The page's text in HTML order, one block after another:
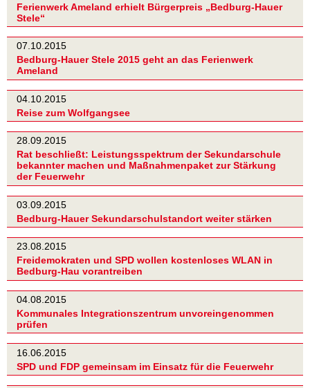
Ferienwerk Ameland erhielt Bürgerpreis „Bedburg-Hauer
Stele“
07.10.2015
Bedburg-Hauer Stele 2015 geht an das Ferienwerk
Ameland
04.10.2015
Reise zum Wolfgangsee
28.09.2015
Rat beschließt: Leistungsspektrum der Sekundarschule
bekannter machen und Maßnahmenpaket zur Stärkung
der Feuerwehr
03.09.2015
Bedburg-Hauer Sekundarschulstandort weiter stärken
23.08.2015
Freidemokraten und SPD wollen kostenloses WLAN in
Bedburg-Hau vorantreiben
04.08.2015
Kommunales Integrationszentrum unvoreingenommen
prüfen
16.06.2015
SPD und FDP gemeinsam im Einsatz für die Feuerwehr